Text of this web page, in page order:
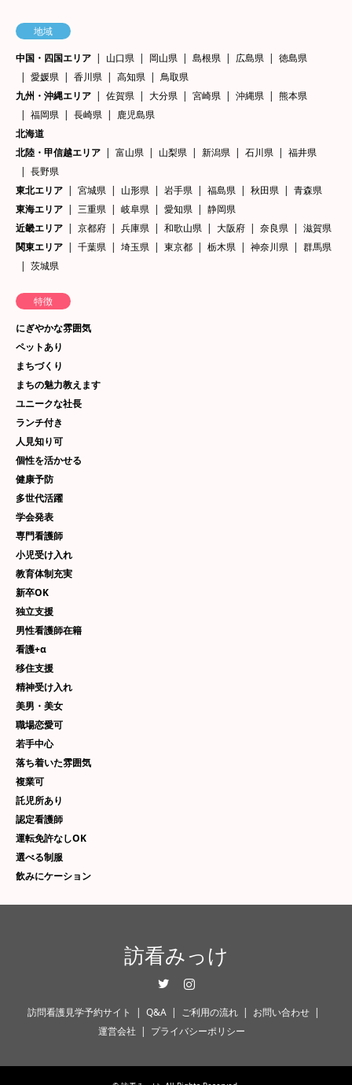
地域
中国・四国エリア
山口県 岡山県 島根県 広島県
徳島県
愛媛県
香川県 高知県
鳥取県
九州・沖縄エリア
佐賀県 大分県 宮崎県 沖縄県
熊本県
福岡県
長崎県
鹿児島県
北海道
北陸・甲信越エリア
富山県 山梨県 新潟県 石川県
福井県
長野県
東北エリア
宮城県 山形県 岩手県 福島県 秋田県
青森県
東海エリア
三重県 岐阜県 愛知県
静岡県
近畿エリア
京都府 兵庫県 和歌山県 大阪府 奈良県
滋賀県
関東エリア
千葉県 埼玉県 東京都 栃木県 神奈川県
群馬県
茨城県
特徴
にぎやかな雰囲気
ペットあり
まちづくり
まちの魅力教えます
ユニークな社長
ランチ付き
人見知り可
個性を活かせる
健康予防
多世代活躍
学会発表
専門看護師
小児受け入れ
教育体制充実
新卒OK
独立支援
男性看護師在籍
看護+α
移住支援
精神受け入れ
美男・美女
職場恋愛可
若手中心
落ち着いた雰囲気
複業可
託児所あり
認定看護師
運転免許なしOK
選べる制服
飲みにケーション
訪看みっけ
訪問看護見学予約サイト Q&A ご利用の流れ
お問い合わせ
運営会社
プライバシーポリシー